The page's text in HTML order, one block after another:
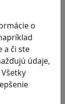
o
a či ste
údaje,